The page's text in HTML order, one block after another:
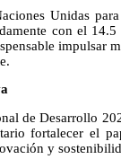
Unidas
con el
impulsar
de Desarrollo
fortalecer el
y